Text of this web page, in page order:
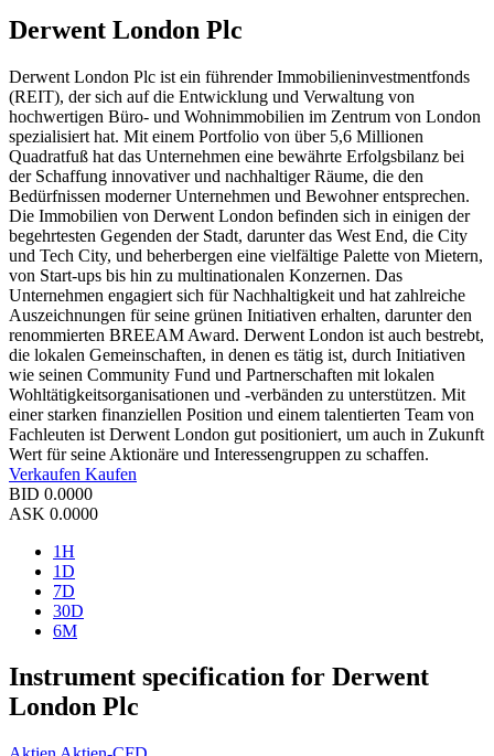
Derwent London Plc
Derwent London Plc ist ein führender Immobilieninvestmentfonds
(REIT), der sich auf die Entwicklung und Verwaltung von
hochwertigen Büro- und Wohnimmobilien im Zentrum von London
spezialisiert hat. Mit einem Portfolio von über 5,6 Millionen
Quadratfuß hat das Unternehmen eine bewährte Erfolgsbilanz bei
der Schaffung innovativer und nachhaltiger Räume, die den
Bedürfnissen moderner Unternehmen und Bewohner entsprechen.
Die Immobilien von Derwent London befinden sich in einigen der
begehrtesten Gegenden der Stadt, darunter das West End, die City
und Tech City, und beherbergen eine vielfältige Palette von Mietern,
von Start-ups bis hin zu multinationalen Konzernen. Das
Unternehmen engagiert sich für Nachhaltigkeit und hat zahlreiche
Auszeichnungen für seine grünen Initiativen erhalten, darunter den
renommierten BREEAM Award. Derwent London ist auch bestrebt,
die lokalen Gemeinschaften, in denen es tätig ist, durch Initiativen
wie seinen Community Fund und Partnerschaften mit lokalen
Wohltätigkeitsorganisationen und -verbänden zu unterstützen. Mit
einer starken finanziellen Position und einem talentierten Team von
Fachleuten ist Derwent London gut positioniert, um auch in Zukunft
Wert für seine Aktionäre und Interessengruppen zu schaffen.
Verkaufen Kaufen
BID 0.0000
ASK 0.0000
1H
1D
7D
30D
6M
Instrument specification for Derwent
London Plc